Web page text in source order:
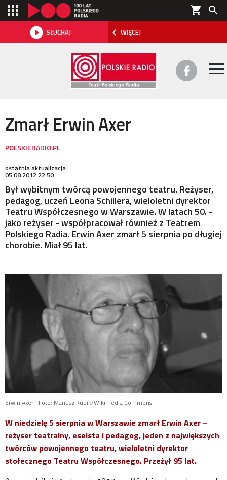
shopping_cart 
 SŁUCHAJ  WIĘCEJ

AKTUALNOŚCI
DWA TEATRY 2026
MISTRZOWIE
W JEZIORANACH
Zmarł Erwin Axer
ostatnia aktualizacja:
05.08.2012 22:50
Był wybitnym twórcą powojennego teatru. Reżyser,
pedagog, uczeń Leona Schillera, wieloletni dyrektor
Teatru Współczesnego w Warszawie. W latach 50. -
jako reżyser - współpracował również z Teatrem
Polskiego Radia. Erwin Axer zmarł 5 sierpnia po długiej
chorobie. Miał 95 lat.
Erwin Axer Foto: Mariusz Kubik/Wikimedia Commons
W niedzielę 5 sierpnia w Warszawie zmarł Erwin Axer –
reżyser teatralny, eseista i pedagog, jeden z największych
twórców powojennego teatru, wieloletni dyrektor
stołecznego Teatru Współczesnego. Przeżył 95 lat.